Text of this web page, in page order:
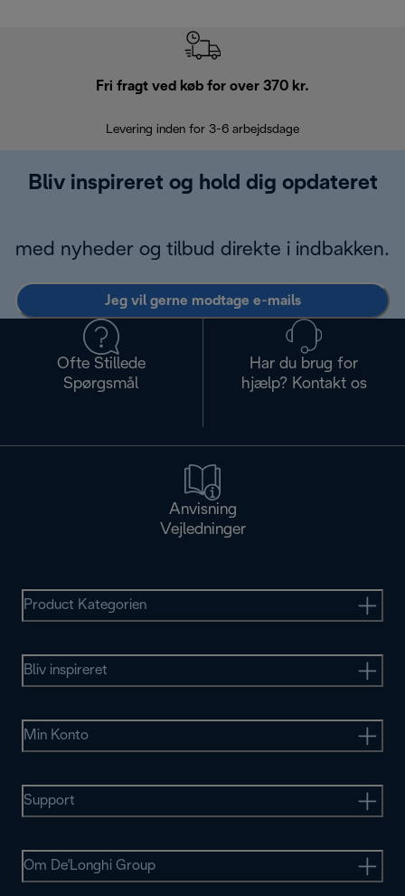
Fri fragt ved køb for over 370 kr.
Levering inden for 3-6 arbejdsdage
Bliv inspireret og hold dig opdateret
med nyheder og tilbud direkte i indbakken.
Jeg vil gerne modtage e-mails
Ofte Stillede
Spørgsmål
Har du brug for
hjælp? Kontakt os
Anvisning
Vejledninger
Product Kategorien
Bliv inspireret
Min Konto
Support
Om De'Longhi Group